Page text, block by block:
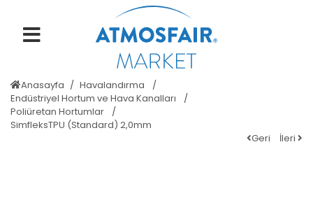
Anasayfa
Havalandırma
Endüstriyel Hortum ve Hava Kanalları
Poliüretan Hortumlar
SimfleksTPU (Standard) 2,0mm
Geri
İleri